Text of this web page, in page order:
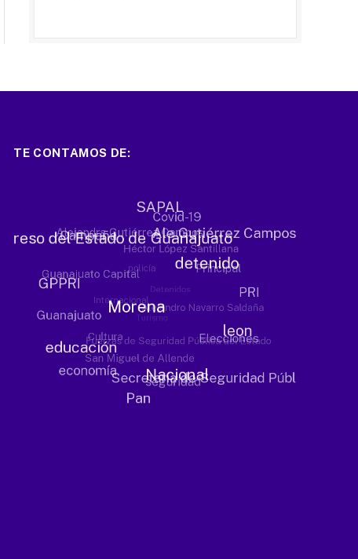
TE CONTAMOS DE: